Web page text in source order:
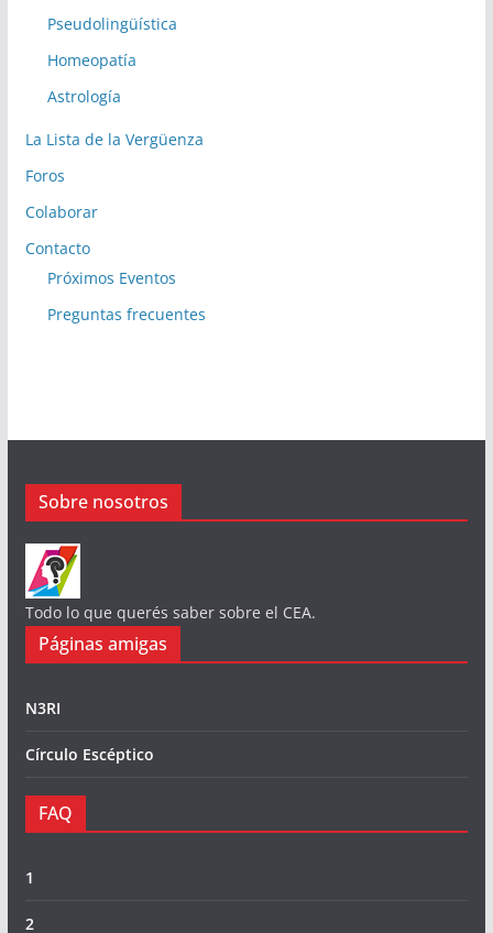
Pseudolingüística
Homeopatía
Astrología
La Lista de la Vergüenza
Foros
Colaborar
Contacto
Próximos Eventos
Preguntas frecuentes
Sobre nosotros
Todo lo que querés saber sobre el CEA.
Páginas amigas
N3RI
Círculo Escéptico
FAQ
1
2